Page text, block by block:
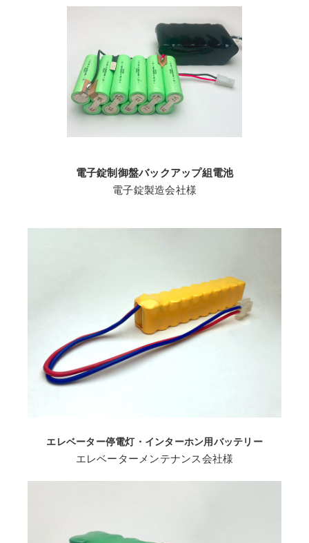
電子錠制御盤バックアップ組電池
電子錠製造会社様
エレベーター停電灯・インターホン用バッテリー
エレベーターメンテナンス会社様